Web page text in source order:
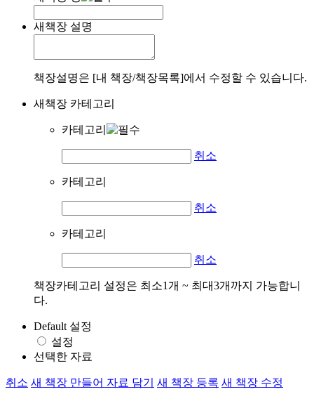
새책장 설명
책장설명은 [내 책장/책장목록]에서 수정할 수 있습니다.
새책장 카테고리
카테고리
취소
카테고리
취소
카테고리
취소
책장카테고리 설정은 최소1개 ~ 최대3개까지 가능합니
다.
Default 설정
설정
선택한 자료
취소 새 책장 만들어 자료 담기 새 책장 등록 새 책장 수정